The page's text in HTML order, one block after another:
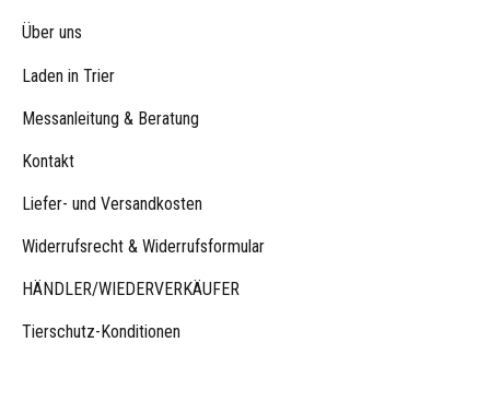
Über uns
Laden in Trier
Messanleitung & Beratung
Kontakt
Liefer- und Versandkosten
Widerrufsrecht & Widerrufsformular
HÄNDLER/WIEDERVERKÄUFER
Tierschutz-Konditionen